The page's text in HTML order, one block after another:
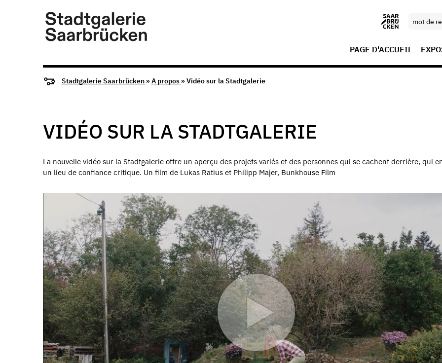
PAGE D'ACCUEIL
Stadtgalerie Saarbrücken »A propos » Vidéo sur la Stadtgalerie
VIDÉO SUR LA STADTGALERIE
La nouvelle vidéo sur la Stadtgalerie offre un aperçu des projets variés et des personnes qui se cachent derrière, qui
un lieu de confiance critique. Un film de Lukas Ratius et Philipp Majer, Bunkhouse Film